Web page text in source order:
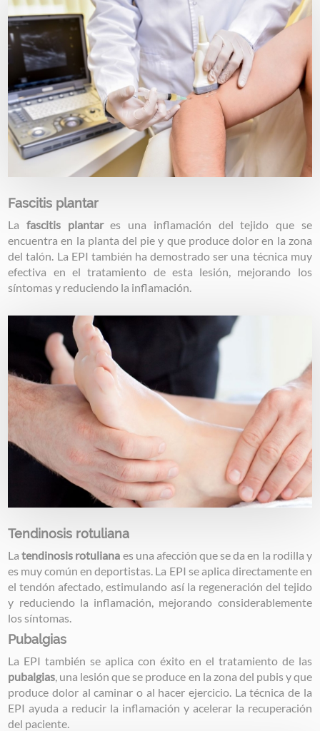
Fascitis plantar
La fascitis plantares una inflamación del tejido que se
encuentra en la planta del pie y que produce dolor en la zona
del talón. La EPI también ha demostrado ser una técnica muy
efectiva en el tratamiento de esta lesión, mejorando los
síntomas y reduciendo la inflamación.
Tendinosis rotuliana
Latendinosis rotuliana es una afección que se da en la rodilla y
es muy común en deportistas. La EPI se aplica directamente en
el tendón afectado, estimulando así la regeneración del tejido
y reduciendo la inflamación, mejorando considerablemente
los síntomas.
Pubalgias
La EPI también se aplica con éxito en el tratamiento de las
pubalgias, una lesión que se produce en la zona del pubis y que
produce dolor al caminar o al hacer ejercicio. La técnica de la
EPI ayuda a reducir la inflamación y acelerar la recuperación
del paciente.